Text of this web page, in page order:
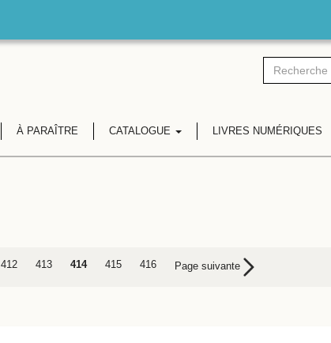
À PARAÎTRE CATALOGUE LIVRES NUMÉRIQUES
412 413 414 415 416 Page suivante